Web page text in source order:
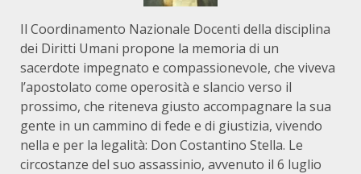
Il Coordinamento Nazionale Docenti della disciplina
dei Diritti Umani propone la memoria di un
sacerdote impegnato e compassionevole, che viveva
l’apostolato come operosità e slancio verso il
prossimo, che riteneva giusto accompagnare la sua
gente in un cammino di fede e di giustizia, vivendo
nella e per la legalità: Don Costantino Stella. Le
circostanze del suo assassinio, avvenuto il 6 luglio